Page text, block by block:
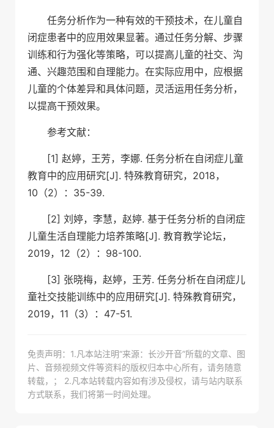
任务分析作为一种有效的干预技术，在儿童自
闭症患者中的应用效果显著。通过任务分解、步骤
训练和行为强化等策略，可以提高儿童的社交、沟
通、兴趣范围和自理能力。在实际应用中，应根据
儿童的个体差异和具体问题，灵活运用任务分析，
以提高干预效果。
参考文献：
[1] 赵婷，王芳，李娜. 任务分析在自闭症儿童
教育中的应用研究[J]. 特殊教育研究，2018，
10（2）：35-39.
[2] 刘婷，李慧，赵婷. 基于任务分析的自闭症
儿童生活自理能力培养策略[J]. 教育教学论坛，
2019，12（2）：98-100.
[3] 张晓梅，赵婷，王芳. 任务分析在自闭症儿
童社交技能训练中的应用研究[J]. 特殊教育研究，
2019，11（3）：47-51.
免责声明：1.凡本站注明“来源：长沙开音”所载的文章、图
片、音频视频文件等资料的版权归本中心所有，请务随意
转载，； 2.凡本站转载内容如有涉及侵权，请与站内联系
方式联系，我们将第一时间处理。